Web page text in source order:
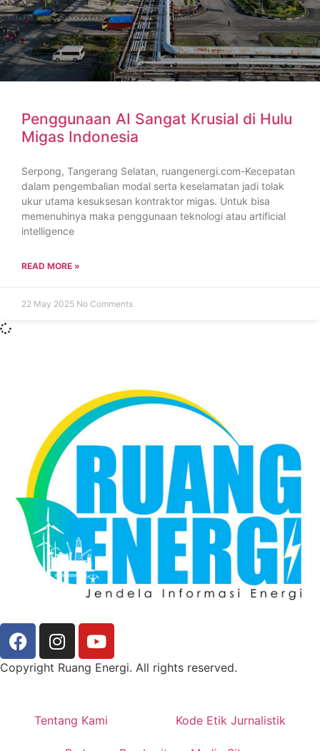
Penggunaan AI Sangat Krusial di Hulu
Migas Indonesia
Serpong, Tangerang Selatan, ruangenergi.com-Kecepatan
dalam pengembalian modal serta keselamatan jadi tolak
ukur utama kesuksesan kontraktor migas. Untuk bisa
memenuhinya maka penggunaan teknologi atau artificial
intelligence
READ MORE »
22 May 2025 No Comments
Copyright Ruang Energi. All rights reserved.
Tentang Kami Kode Etik Jurnalistik